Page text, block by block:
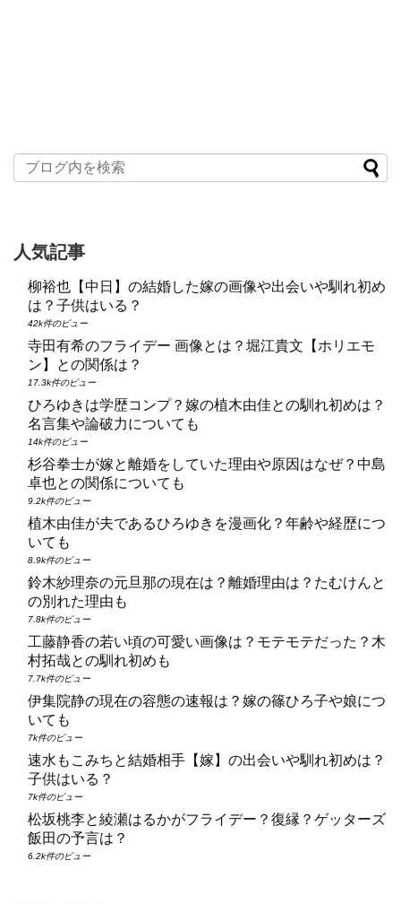
人気記事
柳裕也【中日】の結婚した嫁の画像や出会いや馴れ初め
は？子供はいる？
42k件のビュー
寺田有希のフライデー 画像とは？堀江貴文【ホリエモ
ン】との関係は？
17.3k件のビュー
ひろゆきは学歴コンプ？嫁の植木由佳との馴れ初めは？
名言集や論破力についても
14k件のビュー
杉谷拳士が嫁と離婚をしていた理由や原因はなぜ？中島
卓也との関係についても
9.2k件のビュー
植木由佳が夫であるひろゆきを漫画化？年齢や経歴につ
いても
8.9k件のビュー
鈴木紗理奈の元旦那の現在は？離婚理由は？たむけんと
の別れた理由も
7.8k件のビュー
工藤静香の若い頃の可愛い画像は？モテモテだった？木
村拓哉との馴れ初めも
7.7k件のビュー
伊集院静の現在の容態の速報は？嫁の篠ひろ子や娘につ
いても
7k件のビュー
速水もこみちと結婚相手【嫁】の出会いや馴れ初めは？
子供はいる？
7k件のビュー
松坂桃李と綾瀬はるかがフライデー？復縁？ゲッターズ
飯田の予言は？
6.2k件のビュー